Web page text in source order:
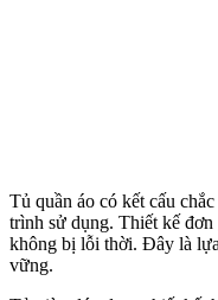
Tủ quần áo có kết cấu
trình sử dụng. Thiết kế đơn
không bị lỗi thời. Đây là
vững.